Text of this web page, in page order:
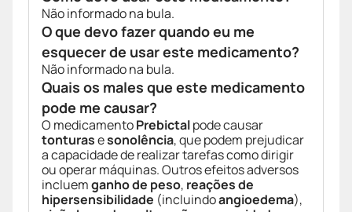
Não informado na bula.
O que devo fazer quando eu me
esquecer de usar este medicamento?
Não informado na bula.
Quais os males que este medicamento
pode me causar?
O medicamentoPrebictalpode causar
tonturasesonolência, que podem prejudicar
a capacidade de realizar tarefas como dirigir
ou operar máquinas. Outros efeitos adversos
incluemganho de peso, reações de
hipersensibilidade (incluindoangioedema),